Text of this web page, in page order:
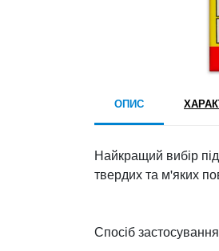
ОПИС
Найкращий вибір
твердих та м'яких
Спосіб